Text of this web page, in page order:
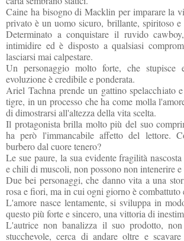
Caine ha bisogno di Macklin per imparare la
privato è un uomo sicuro, brillante, spiritoso e
Determinato a conquistare il ruvido
intimidire ed è disposto a qualsiasi
lasciarsi mai calpestare.
Un personaggio molto forte, che stupisce
evoluzione è credibile e ponderata.
Ariel Tachna prende un gattino spelacchiato
tigre, in un processo che ha come molla
di dimostrarsi all'altezza della vita scelta.
Il protagonista brilla molto più del suo
ha però l'immancabile affetto del lettore.
burbero dal cuore tenero?
Le sue paure, la sua evidente fragilità
e chili di muscoli, non possono non intenerire e
Due bei personaggi, che danno vita a una
rosa e fiori, ma in cui ogni giorno è combattuto
L'amore nasce lentamente, si sviluppa in
questo più forte e sincero, una vittoria di
L'autrice non banalizza il suo prodotto,
stucchevole, cerca di andare oltre e